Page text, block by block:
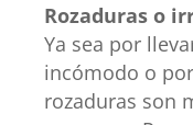
Rozaduras o
Ya sea por
incómodo o
rozaduras son